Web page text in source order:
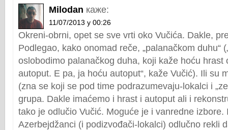
Milodan каже:
11/07/2013 у 00:26
Okreni-obrni, opet se sve vrti oko Vučića. Dakle,
Podlegao, kako onomad reče, „palanačkom duhu“
oslobodimo palanačkog duha, koji kaže hoću hrast
autoput. E pa, ja hoću autoput“, kaže Vučić). Ili su
(zna se koji se pod time podrazumevaju-lokalci i
grupa. Dakle imaćemo i hrast i autoput ali i
tako je odlučio Vučić. Moguće je i vanredne izbore.
Azerbejdžanci (i podizvođači-lokalci) odlučno rekli